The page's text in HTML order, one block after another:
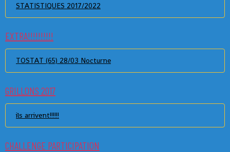
STATISTIQUES 2017/2022
EXTRA!!!!!!!!!!
TOSTAT (65) 28/03 Nocturne
GRILLONS 2017
ils arrivent!!!!!!
CHALLENGE PARTICIPATION